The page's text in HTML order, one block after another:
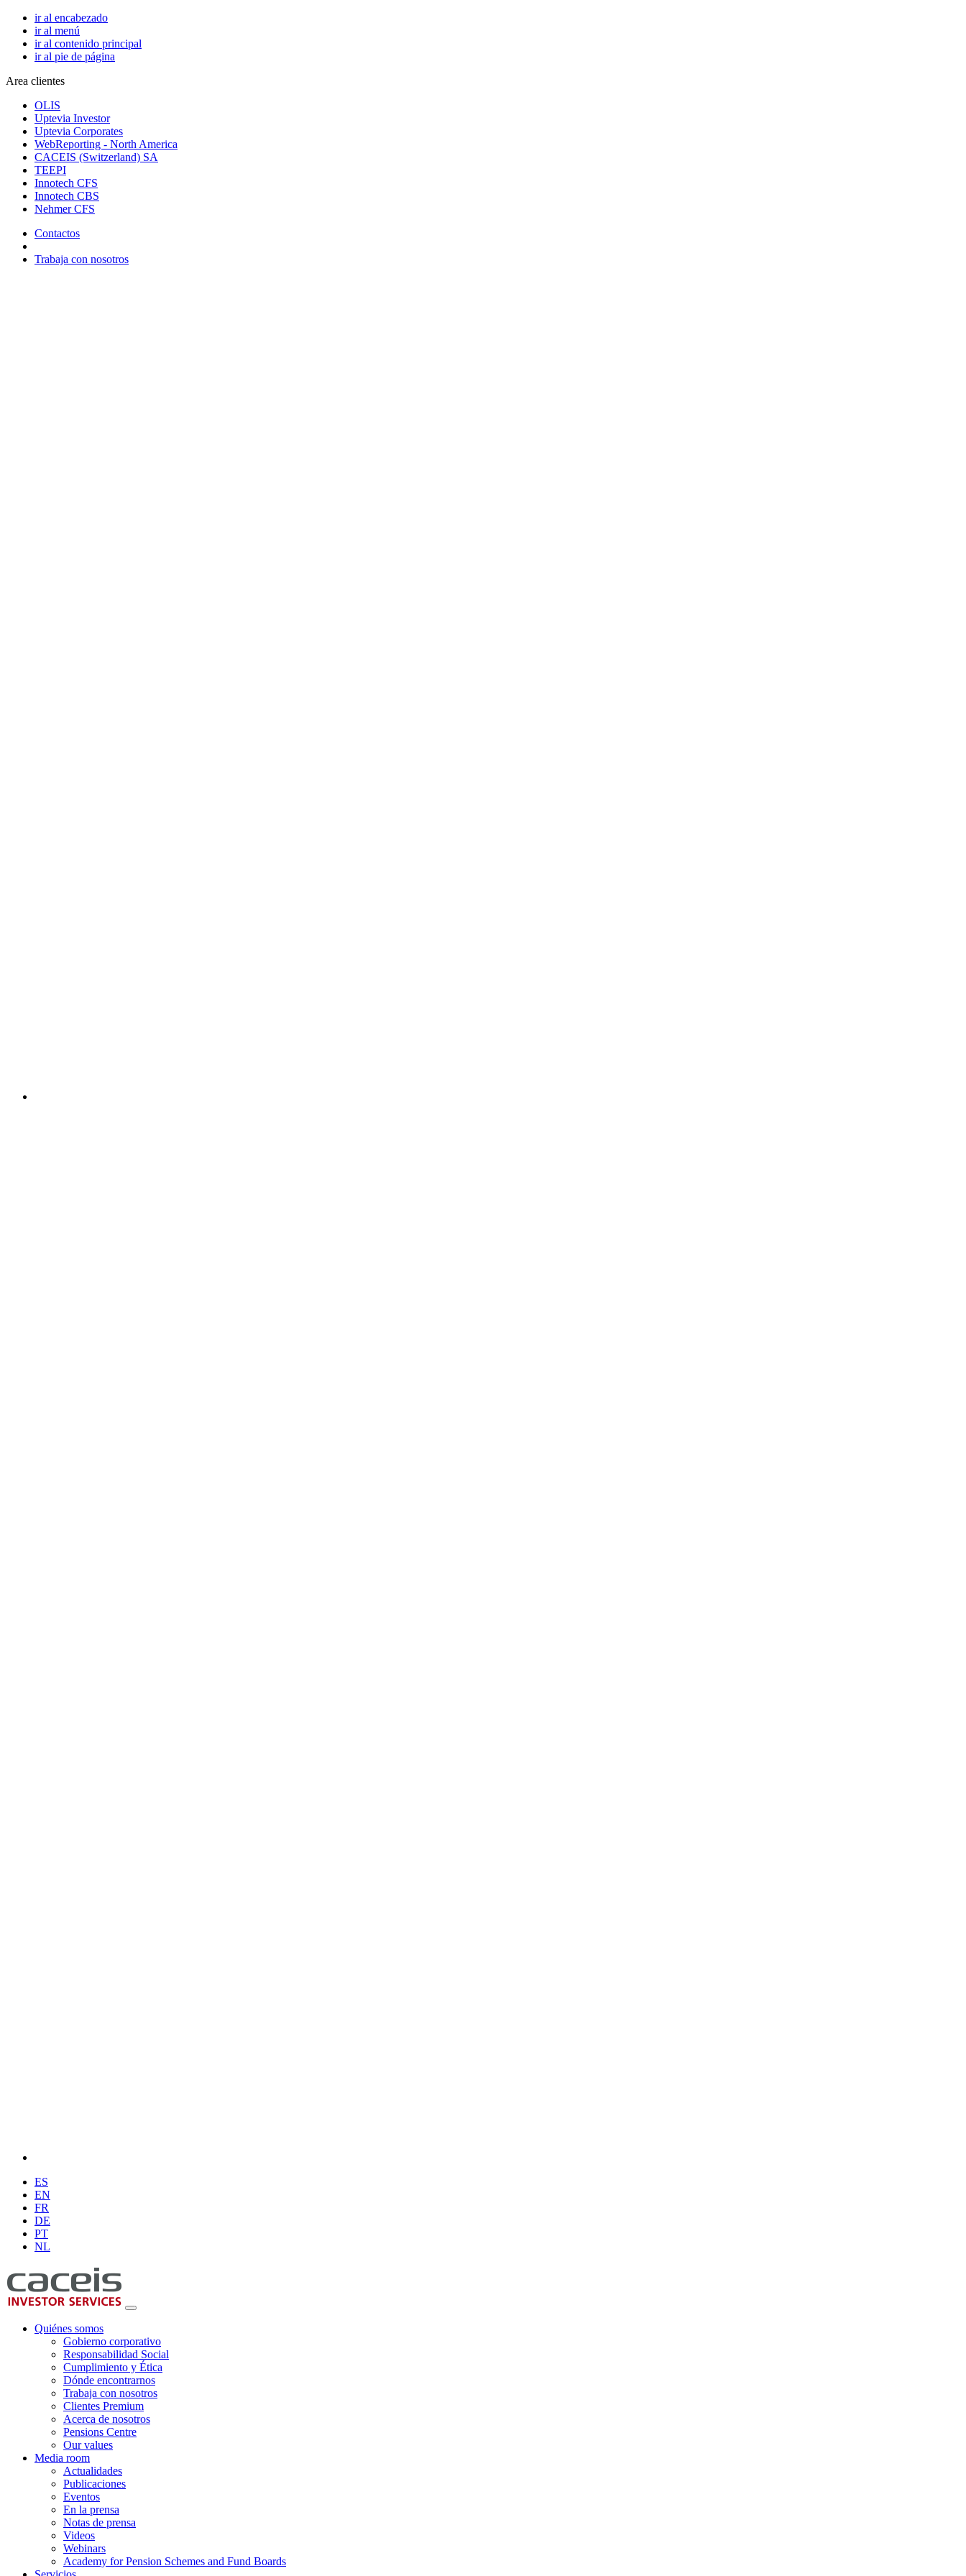
ir al encabezado
ir al menú
ir al contenido principal
ir al pie de página
Area clientes
OLIS
Uptevia Investor
Uptevia Corporates
WebReporting - North America
CACEIS (Switzerland) SA
TEEPI
Innotech CFS
Innotech CBS
Nehmer CFS
Contactos
Trabaja con nosotros
ES
EN
FR
DE
PT
NL
Quiénes somos
Gobierno corporativo
Responsabilidad Social
Cumplimiento y Ética
Dónde encontrarnos
Trabaja con nosotros
Clientes Premium
Acerca de nosotros
Pensions Centre
Our values
Media room
Actualidades
Publicaciones
Eventos
En la prensa
Notas de prensa
Videos
Webinars
Academy for Pension Schemes and Fund Boards